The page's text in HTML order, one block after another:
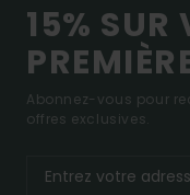
15% SUR
Abonnez-vous pour
offres exclusives.